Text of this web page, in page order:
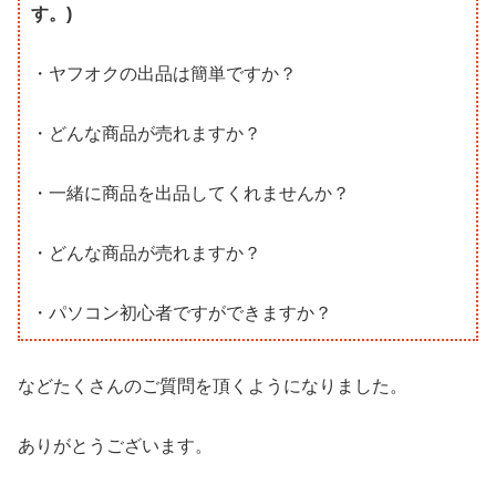
す。)
・ヤフオクの出品は簡単ですか？
・どんな商品が売れますか？
・一緒に商品を出品してくれませんか？
・どんな商品が売れますか？
・パソコン初心者ですができますか？
などたくさんのご質問を頂くようになりました。
ありがとうございます。